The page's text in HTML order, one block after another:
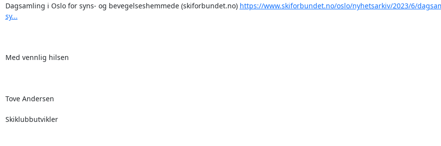
Dagsamling i Oslo for syns- og bevegelseshemmede (skiforbundet.no) https://www.skiforbundet.no/oslo/nyhetsarkiv/2023/6/
sy...
Med vennlig hilsen
Tove Andersen
Skiklubbutvikler